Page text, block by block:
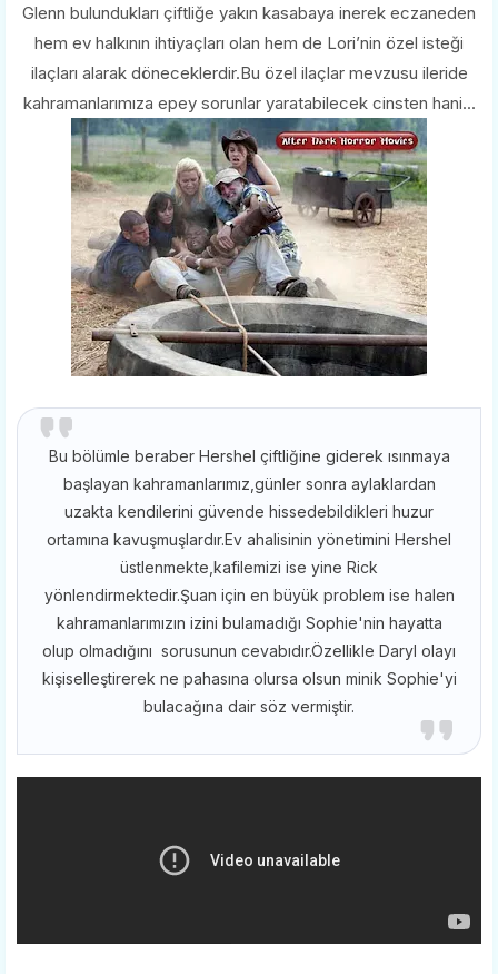
Glenn bulundukları çiftliğe yakın kasabaya inerek eczaneden
hem ev halkının ihtiyaçları olan hem de Lori’nin özel isteği
ilaçları alarak döneceklerdir.Bu özel ilaçlar mevzusu ileride
kahramanlarımıza epey sorunlar yaratabilecek cinsten hani...
Bu bölümle beraber Hershel çiftliğine giderek ısınmaya
başlayan kahramanlarımız,günler sonra aylaklardan
uzakta kendilerini güvende hissedebildikleri huzur
ortamına kavuşmuşlardır.Ev ahalisinin yönetimini Hershel
üstlenmekte,kafilemizi ise yine Rick
yönlendirmektedir.Şuan için en büyük problem ise halen
kahramanlarımızın izini bulamadığı Sophie'nin hayatta
olup olmadığını sorusunun cevabıdır.Özellikle Daryl olayı
kişiselleştirerek ne pahasına olursa olsun minik Sophie'yi
bulacağına dair söz vermiştir.